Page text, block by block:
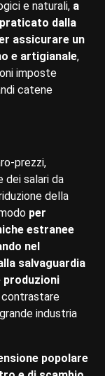
e naturali, a
dalla
assicurare un
e artigianale,
imposte
catene
prezzi,
dei salari da
della
per
estranee
nel
salvaguardia
produzioni
contrastare
industria
popolare